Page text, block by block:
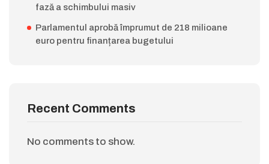
fază a schimbului masiv
Parlamentul aprobă împrumut de 218 milioane
euro pentru finanțarea bugetului
Recent Comments
No comments to show.